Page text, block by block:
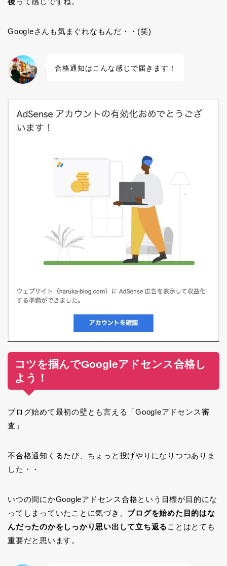
Googleさんも気まぐれなもんだ・・(笑)
合格通知はこんな感じで届きます！
コツを掴んでGoogleアドセンス合格し
よう！
ブログ始めて最初の壁とも言える「Googleアドセンス審
査」
不合格通知くるたび、ちょっと投げやりになりつつありま
した・・
いつの間にかGoogleアドセンス合格という目標が目的にな
ってしまっていたことに気づき、 ブログを始めた目的はな
んだったのかをしっかり思い出して立ち返る ことはとても
重要だと思います。